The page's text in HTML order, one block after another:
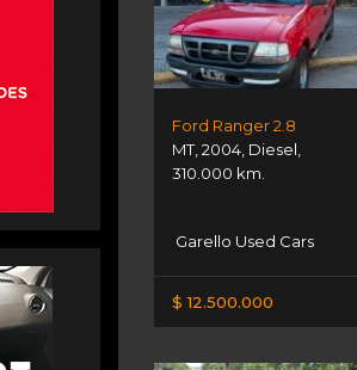
Ford Ranger 2.8
MT, 2004, Diesel
310.000 km.
Garello Used Cars
$ 12.500.000